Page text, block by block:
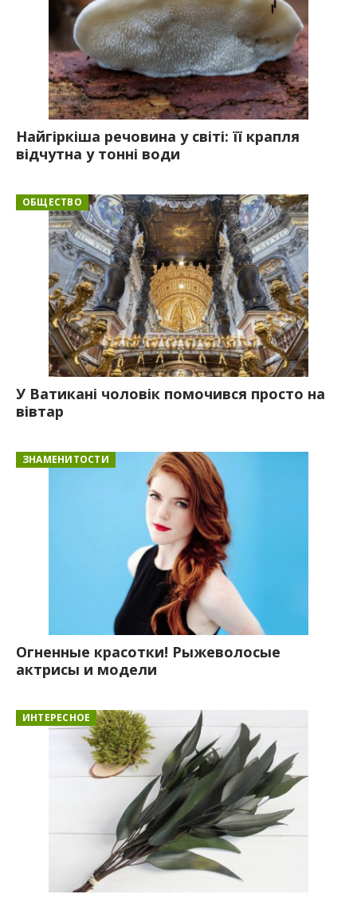
Найгіркіша речовина у світі: її крапля
відчутна у тонні води
ОБЩЕСТВО
У Ватикані чоловік помочився просто на
вівтар
ЗНАМЕНИТОСТИ
Огненные красотки! Рыжеволосые
актрисы и модели
ИНТЕРЕСНОЕ